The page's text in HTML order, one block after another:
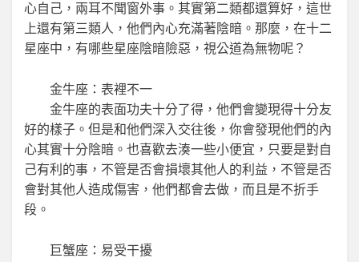
心自己，兩耳不聞窗外事。其實第二類都還算好，這世
上還有第三類人，他們內心充滿著陰暗。那麼，在十二
星座中，有哪些星座陰暗險惡，視公道為無物呢？
金牛座：表裡不一
金牛座的表面功夫十分了得，他們會變現得十分友
好的樣子。但是和他們深入交往後，你會發現他們的內
心其實十分陰暗。也喜歡去湊一些小便宜，只要是對自
己有利的事，不管是否會損壞其他人的利益，不管是否
會對其他人造成傷害，他們都會去做，而且是不折手
段。
巨蟹座：易受干擾